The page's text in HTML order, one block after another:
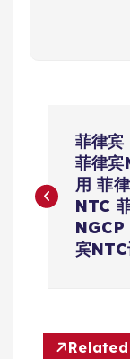
导
菲律宾
菲律宾
用 菲
NTC
NGCP
宾